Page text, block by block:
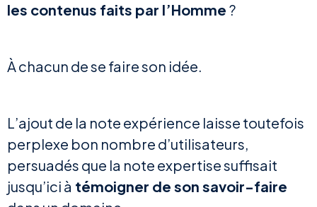
les contenus faits par l’Homme ?
À chacun de se faire son idée.
L’ajout de la note expérience laisse toutefois
perplexe bon nombre d’utilisateurs,
persuadés que la note expertise suffisait
jusqu’ici à témoigner de son savoir-faire